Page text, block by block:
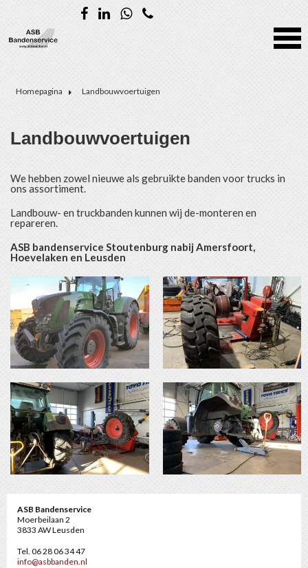
Homepagina Landbouwvoertuigen
Landbouwvoertuigen
We hebben zowel nieuwe als gebruikte banden voor trucks in
ons assortiment.
Landbouw- en truckbanden kunnen wij de-monteren en
repareren.
ASB bandenservice Stoutenburg nabij Amersfoort,
Hoevelaken en Leusden
ASB Bandenservice
Moerbeilaan 2
3833 AW Leusden
Tel. 06 28 06 34 47
info@asbbanden.nl